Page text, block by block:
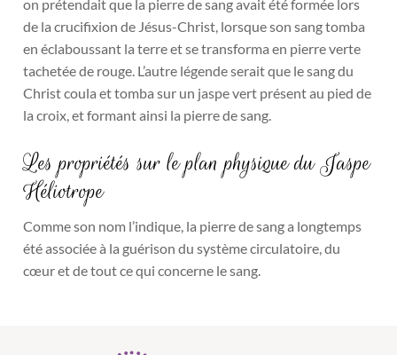
on prétendait que la pierre de sang avait été formée lors
de la crucifixion de Jésus-Christ, lorsque son sang tomba
en éclaboussant la terre et se transforma en pierre verte
tachetée de rouge. L’autre légende serait que le sang du
Christ coula et tomba sur un jaspe vert présent au pied de
la croix, et formant ainsi la pierre de sang.
Les propriétés sur le plan physique du Jaspe
Héliotrope
Comme son nom l’indique, la pierre de sang a longtemps
été associée à la guérison du système circulatoire, du
cœur et de tout ce qui concerne le sang.